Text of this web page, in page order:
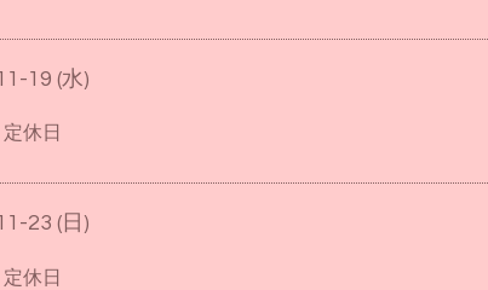
19 (水)
定休日
23 (日)
定休日